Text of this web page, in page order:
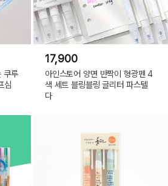
쿠루
심
17,900
아인스토어 양면 반짝이 형광펜 4
색 세트 블링블링 글리터 파스텔
다